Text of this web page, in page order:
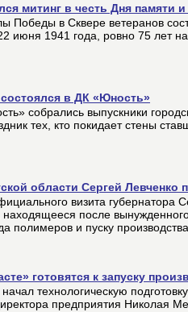
митинг в честь Дня памяти
Победы в Сквере ветеранов
июня 1941 года, ровно 75 лет
в ДК «Юность»
собрались выпускники
тех, кто покидает стены
области Сергей
визита губернатора
после
полимеров и пуску производства.
готовятся к запуску
технологическую
предприятия Николая